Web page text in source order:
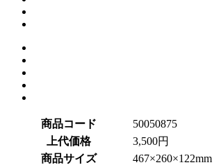
商品コード
50050875
上代価格
3,500円
商品サイズ
467×260×122mm